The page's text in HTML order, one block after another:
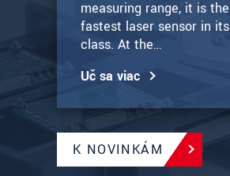
measuring range, it is the
fastest laser sensor in its
class. At the…
Uč sa viac
K NOVINKÁM